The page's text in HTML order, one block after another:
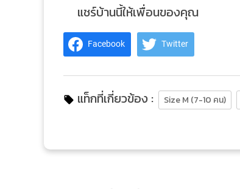
แชร์บ้านนี้ให้เพื่อนของคุณ
Facebook Twitter
แท็กที่เกี่ยวข้อง : Size M (7-10 คน)